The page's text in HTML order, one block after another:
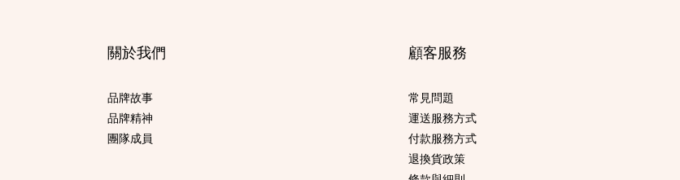
關於我們
品牌故事
品牌精神
團隊成員
顧客服務
常見問題
運送服務方式
付款服務方式
退換貨政策